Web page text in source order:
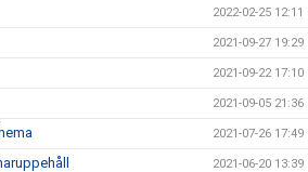
2022-02-25 12:11
2021-09-27 19:29
2021-09-22 17:10
2021-09-05 21:36
2021-07-26 17:49
2021-06-20 13:39